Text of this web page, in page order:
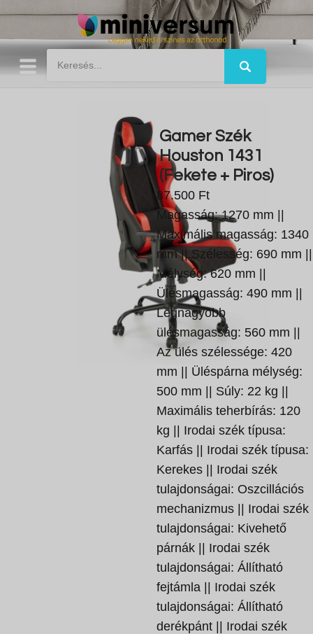
Gamer Szék
Houston 1431
(Fekete + Piros)
87.500 Ft
Magasság: 1270 mm ||
Maximális magasság: 1340
mm || Szélesség: 690 mm ||
Mélység: 620 mm ||
Ülésmagasság: 490 mm ||
Legnagyobb
ülésmagasság: 560 mm ||
Az ülés szélessége: 420
mm || Üléspárna mélység:
500 mm || Súly: 22 kg ||
Maximális teherbírás: 120
kg || Irodai szék típusa:
Karfás || Irodai szék típusa:
Kerekes || Irodai szék
tulajdonságai: Oszcillációs
mechanizmus || Irodai szék
tulajdonságai: Kivehető
párnák || Irodai szék
tulajdonságai: Állítható
fejtámla || Irodai szék
tulajdonságai: Állítható
derékpánt || Irodai szék